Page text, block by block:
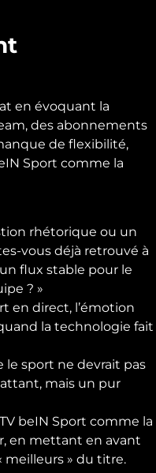
en évoquant la
des abonnements
de flexibilité,
Sport comme la
rhétorique ou un
vous déjà retrouvé à
flux stable pour le
? »
en direct, l’émotion
la technologie fait
le sport ne devrait pas
mais un pur
beIN Sport comme la
en mettant en avant
meilleurs » du titre.